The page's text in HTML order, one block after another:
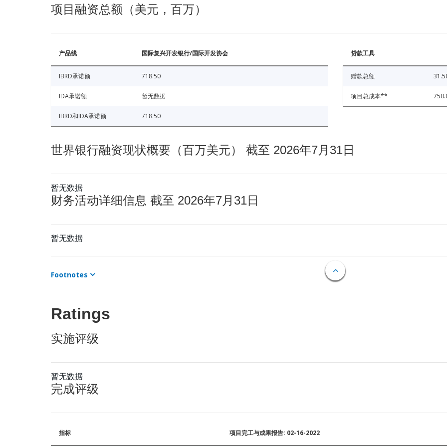
项目融资总额（美元，百万）
产品线 国际复兴开发银行/国际开发协会
IBRD承诺额 718.50
IDA承诺额 暂无数据
IBRD和IDA承诺额 718.50
贷款工具
赠款总额
项目总成本**
世界银行融资现状概要（百万美元） 截至 2026年7月31日
暂无数据
财务活动详细信息 截至 2026年7月31日
暂无数据
Footnotes
Ratings
实施评级
暂无数据
完成评级
指标 项目完工与成果报告: 02-16-2022